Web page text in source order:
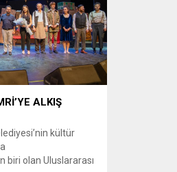
önemli ticaret
ticaretin ve
olacak yeni bir
Alanları ile
firmaların...
ALKIŞ
kültür
biri olan Uluslararası